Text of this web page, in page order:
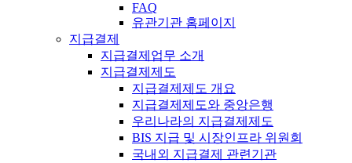
FAQ
유관기관 홈페이지
지급결제
지급결제업무 소개
지급결제제도
지급결제제도 개요
지급결제제도와 중앙은행
우리나라의 지급결제제도
BIS 지급 및 시장인프라 위원회
국내외 지급결제 관련기관